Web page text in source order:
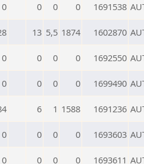
0 0 0 0 1691538
13 5,5 1874 1602870
0 0 0 0 1692550
0 0 0 0 1699490
6 1 1588 1691236
0 0 0 0 1693603
0 0 0 0 1693611